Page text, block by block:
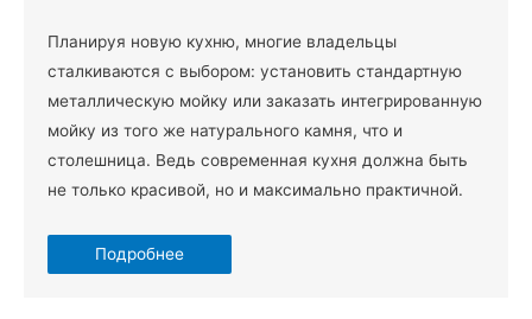
Планируя новую кухню, многие владельцы
сталкиваются с выбором: установить стандартную
металлическую мойку или заказать интегрированную
мойку из того же натурального камня, что и
столешница. Ведь современная кухня должна быть
не только красивой, но и максимально практичной.
Подробнее